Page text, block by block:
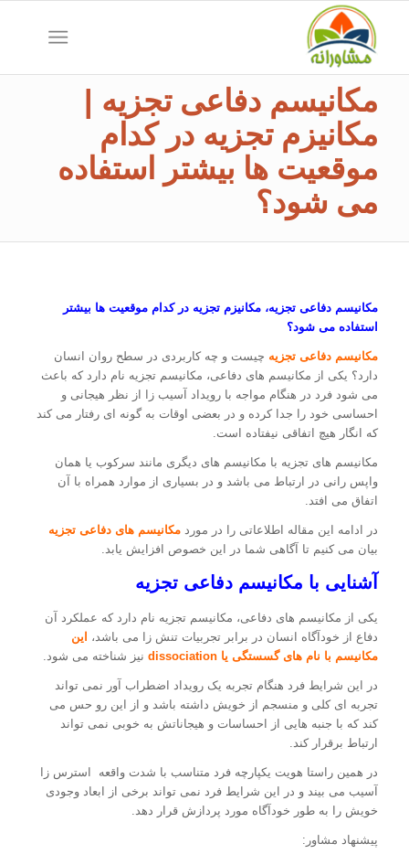
مکانیسم دفاعی تجزیه |
مکانیزم تجزیه در کدام
موقعیت ها بیشتر استفاده
می شود؟
مکانیسم دفاعی تجزیه، مکانیزم تجزیه در کدام موقعیت ها بیشتر
استفاده می شود؟
مکانیسم دفاعی تجزیه چیست و چه کاربردی در سطح روان انسان
دارد؟ یکی از مکانیسم های دفاعی، مکانیسم تجزیه نام دارد که باعث
می شود فرد در هنگام مواجه با رویداد آسیب زا از نظر هیجانی و
احساسی خود را جدا کرده و در بعضی اوقات به گونه ای رفتار می کند
که انگار هیچ اتفاقی نیفتاده است.
مکانیسم های تجزیه با مکانیسم های دیگری مانند سرکوب یا همان
واپس رانی در ارتباط می باشد و در بسیاری از موارد همراه با آن
اتفاق می افتد.
در ادامه این مقاله اطلاعاتی را در مورد مکانیسم های دفاعی تجزیه
بیان می کنیم تا آگاهی شما در این خصوص افزایش یابد.
آشنایی با مکانیسم دفاعی تجزیه
یکی از مکانیسم های دفاعی، مکانیسم تجزیه نام دارد که عملکرد آن
دفاع از خودآگاه انسان در برابر تجربیات تنش زا می باشد، این
مکانیسم با نام های گسستگی یا dissociation
نیز شناخته می شود.
در این شرایط فرد هنگام تجربه یک رویداد اضطراب آور نمی تواند
تجربه ای کلی و منسجم از خویش داشته باشد و از این رو حس می
کند که با جنبه هایی از احساسات و هیجاناتش به خوبی نمی تواند
ارتباط برقرار کند.
در همین راستا هویت یکپارچه فرد متناسب با شدت واقعه استرس زا
آسیب می بیند و در این شرایط فرد نمی تواند برخی از ابعاد وجودی
خویش را به طور خودآگاه مورد پردازش قرار دهد.
پیشنهاد مشاور: